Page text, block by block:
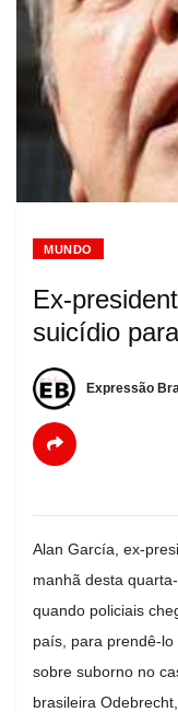
MUNDO
Ex-
suicídio
Expressão
Alan García, ex-
manhã desta
quando policiais
país, para prendê-
sobre suborno no
brasileira